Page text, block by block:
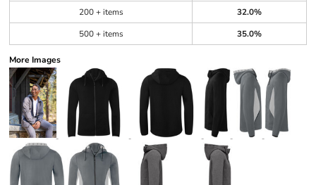
200 + items
32.0%
500 + items
35.0%
More Images